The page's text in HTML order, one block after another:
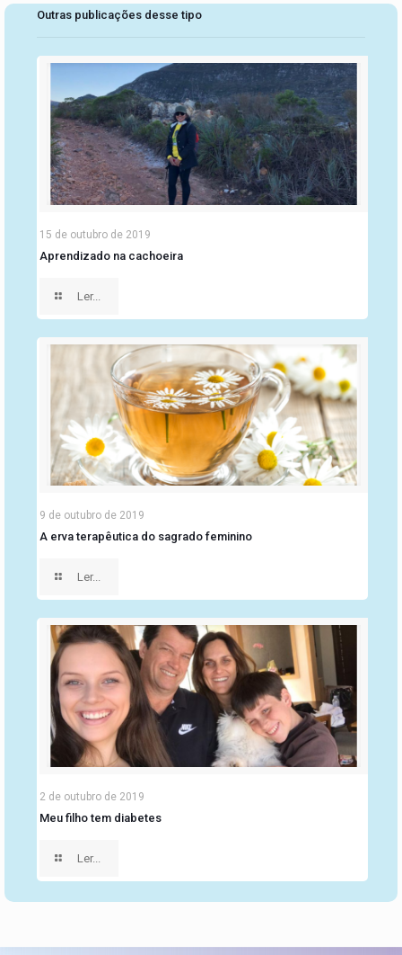
Outras publicações desse tipo
15 de outubro de 2019
Aprendizado na cachoeira
Ler...
9 de outubro de 2019
A erva terapêutica do sagrado feminino
Ler...
2 de outubro de 2019
Meu filho tem diabetes
Ler...